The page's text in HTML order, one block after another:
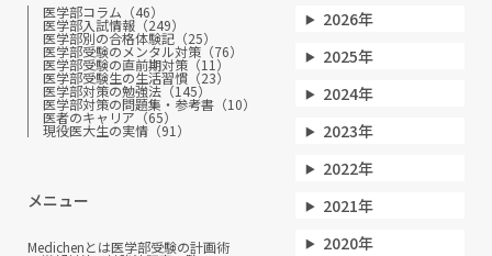
医学部コラム（46）
医学部入試情報（249）
医学部別の合格体験記（25）
医学部受験のメンタル対策（76）
医学部受験の直前期対策（11）
医学部受験生の生活習慣（23）
医学部対策の勉強法（145）
医学部対策の問題集・参考書（10）
医者のキャリア（65）
現役医大生の実情（91）
メニュー
Medichenとは医学部受験の計画術
2026年
2025年
2024年
2023年
2022年
2021年
2020年